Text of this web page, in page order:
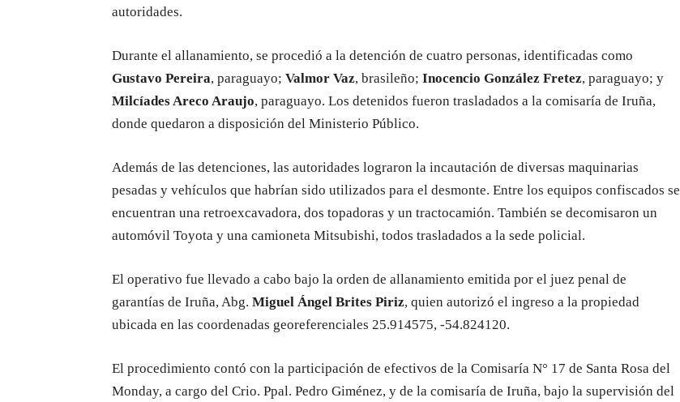
autoridades.
Durante el allanamiento, se procedió a la detención de cuatro personas, identificadas como
Gustavo Pereira, paraguayo; Valmor Vaz, brasileño; Inocencio González Fretez, paraguayo; y
Milcíades Areco Araujo, paraguayo. Los detenidos fueron trasladados a la comisaría de Iruña,
donde quedaron a disposición del Ministerio Público.
Además de las detenciones, las autoridades lograron la incautación de diversas maquinarias
pesadas y vehículos que habrían sido utilizados para el desmonte. Entre los equipos confiscados se
encuentran una retroexcavadora, dos topadoras y un tractocamión. También se decomisaron un
automóvil Toyota y una camioneta Mitsubishi, todos trasladados a la sede policial.
El operativo fue llevado a cabo bajo la orden de allanamiento emitida por el juez penal de
garantías de Iruña, Abg. Miguel Ángel Brites Piriz, quien autorizó el ingreso a la propiedad
ubicada en las coordenadas georeferenciales 25.914575, -54.824120.
El procedimiento contó con la participación de efectivos de la Comisaría N° 17 de Santa Rosa del
Monday, a cargo del Crio. Ppal. Pedro Giménez, y de la comisaría de Iruña, bajo la supervisión del